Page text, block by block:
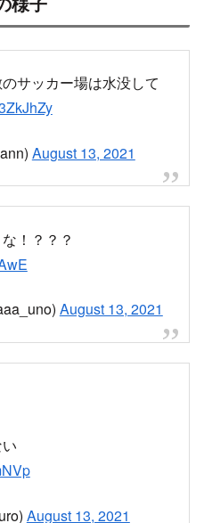
な状況の庄内川
川の様子
状況の庄内川
庄内川（しょうないが
氾濫危険情報【警戒レ
お願いします。